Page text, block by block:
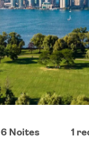
6 Noites
1